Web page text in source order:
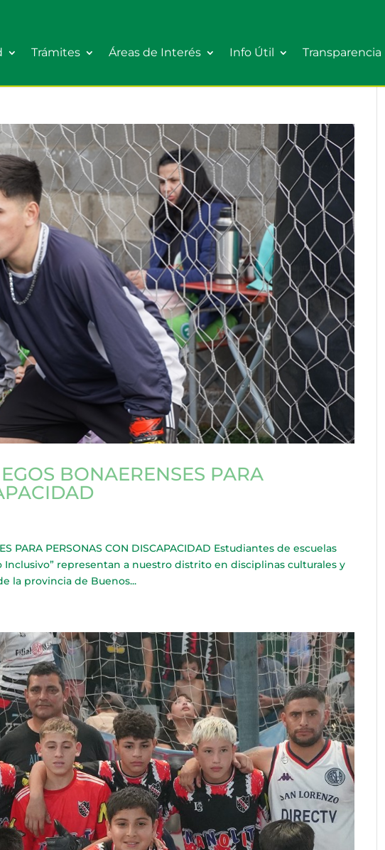
Trámites Áreas de Interés Info Útil Transparencia
BONAERENSES PARA
PARA PERSONAS CON DISCAPACIDAD Estudiantes de escuelas
representan a nuestro distrito en disciplinas culturales y
la provincia de Buenos...